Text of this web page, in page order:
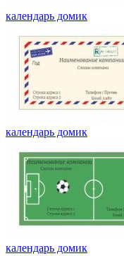
календарь домик
календарь домик
календарь домик